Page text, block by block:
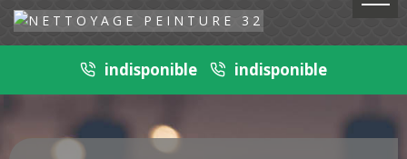
indisponible indisponible